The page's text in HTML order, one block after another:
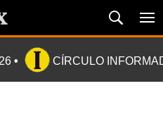
CÍRCULO